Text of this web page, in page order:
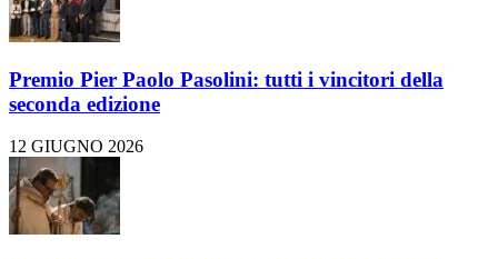
Premio Pier Paolo Pasolini: tutti i vincitori della
seconda edizione
12 GIUGNO 2026